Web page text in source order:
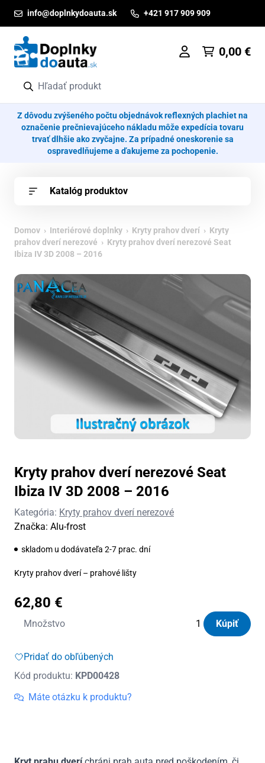
info@doplnkydoauta.sk +421 917 909 909
0,00 €
Z dôvodu zvýšeného počtu objednávok reflexných plachiet na
označenie prečnievajúceho nákladu môže expedícia tovaru
trvať dlhšie ako zvyčajne. Za prípadné oneskorenie sa
ospravedlňujeme a ďakujeme za pochopenie.
Katalóg produktov
Domov › Interiérové doplnky › Kryty prahov dverí › Kryty
prahov dverí nerezové › Kryty prahov dverí nerezové Seat
Ibiza IV 3D 2008 – 2016
Kryty prahov dverí nerezové Seat
Ibiza IV 3D 2008 – 2016
Kategória: Kryty prahov dverí nerezové
Značka: Alu-frost
skladom u dodávateľa 2-7 prac. dní
Kryty prahov dverí – prahové lišty
62,80 €
Množstvo
množstvo
prahov
nerezové
Seat
Kúpiť
Pridať do obľúbených
Kód produktu: KPD00428
Máte otázku k produktu?